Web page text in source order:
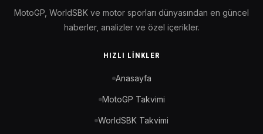
MotoGP, WorldSBK ve motor sporları dünyasından en güncel
haberler, analizler ve özel içerikler.
HIZLI LINKLER
Anasayfa
MotoGP Takvimi
WorldSBK Takvimi